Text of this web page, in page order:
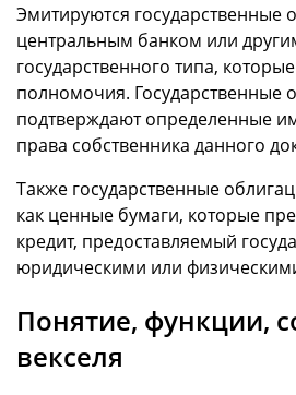
Эмитируются государственные
центральным банком или
государственного типа,
полномочия. Государственные
подтверждают определенные
права собственника данного
Также государственные
как ценные бумаги, которые
кредит, предоставляемый
юридическими или
Понятие, функции,
векселя